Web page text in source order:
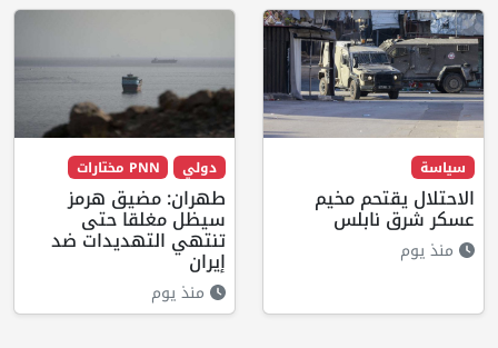
سياسة
الاحتلال يقتحم مخيم
عسكر شرق نابلس
منذ يوم
دولي PNN مختارات
طهران: مضيق هرمز
سيظل مغلقا حتى
تنتهي التهديدات ضد
إيران
منذ يوم